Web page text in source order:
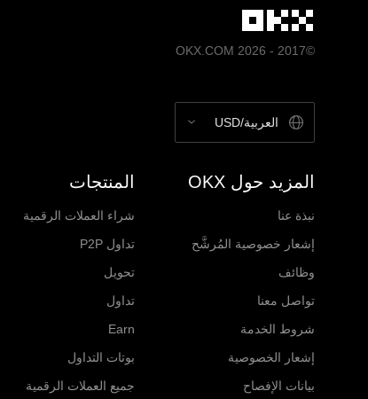
©2017 - 2026 OKX.COM
العربية/USD
المزيد حول OKX
نبذة عنا
إشعار خصوصية المُرشَّح
وظائف
تواصل معنا
شروط الخدمة
إشعار الخصوصية
بيانات الإفصاح
المنتجات
شراء العملات الرقمية
تداول P2P
تحويل
تداول
Earn
بوتات التداول
جميع العملات الرقمية